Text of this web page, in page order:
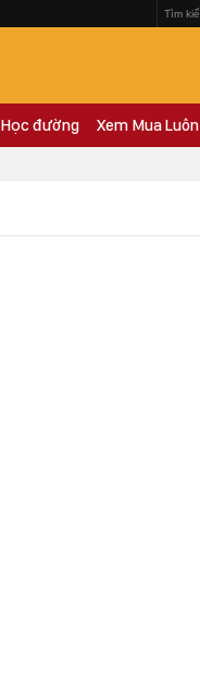
Học đường Xem Mua Luôn